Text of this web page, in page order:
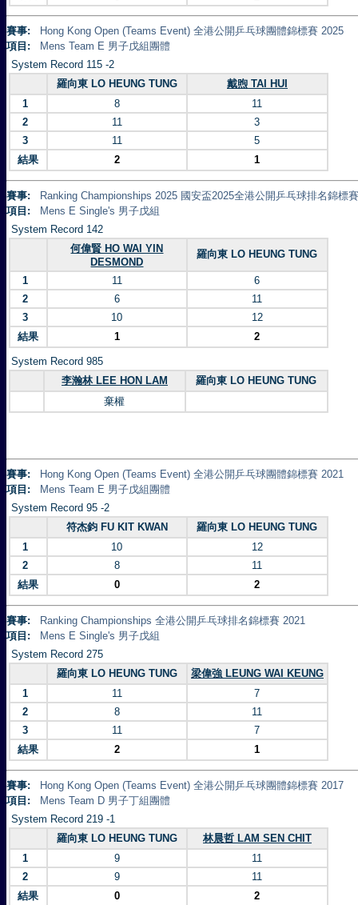
賽事:
Hong Kong Open (Teams Event) 全港公開乒乓球團體錦標賽 2025
項目:
Mens Team E 男子戊組團體
System Record 115 -2
羅向東 LO HEUNG TUNG
戴煦 TAI HUI
1
8
11
2
11
3
3
11
5
結果
2 1
賽事:
Ranking Championships 2025 國安盃2025全港公開乒乓球排名錦標
項目:
Mens E Single's 男子戊組
System Record 142
何偉賢 HO WAI YIN
DESMOND
羅向東 LO HEUNG TUNG
1 11
6
2
6
11
3
10
12
結果
1 2
System Record 985
李瀚林 LEE HON LAM
羅向東 LO HEUNG TUNG
棄權
賽事:
Hong Kong Open (Teams Event) 全港公開乒乓球團體錦標賽 2021
項目:
Mens Team E 男子戊組團體
System Record 95 -2
符杰鈞 FU KIT KWAN
羅向東 LO HEUNG TUNG
1
10
12
2
8
11
結果
0 2
賽事:
Ranking Championships 全港公開乒乓球排名錦標賽 2021
項目:
Mens E Single's 男子戊組
System Record 275
羅向東 LO HEUNG TUNG
梁偉強 LEUNG WAI KEUNG
1
11
7
2
8
11
3
11
7
結果
2 1
賽事:
Hong Kong Open (Teams Event) 全港公開乒乓球團體錦標賽 2017
項目:
Mens Team D 男子丁組團體
System Record 219 -1
羅向東 LO HEUNG TUNG
林晨哲 LAM SEN CHIT
1
9
11
2
9
11
結果
0 2